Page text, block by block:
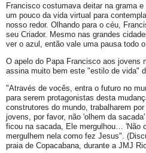
Francisco costumava deitar na grama
um pouco da vida virtual para
nosso redor. Olhando para o céu,
seu Criador. Mesmo nas grandes
ver o azul, então vale uma pausa todo
O apelo do Papa Francisco aos jovens
assina muito bem este "estilo de vida"
"Através de vocês, entra o futuro no
para serem protagonistas desta
construtores do mundo, trabalharem
jovens, por favor, não 'olhem da
ficou na sacada, Ele mergulhou… 'Não
mergulhem nela como fez Jesus".
praia de Copacabana, durante a JMJ